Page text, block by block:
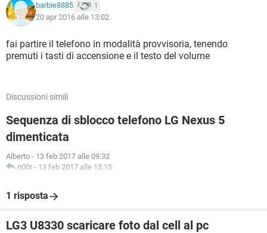
barbie8885 1
20 apr 2016 alle 13:02
fai partire il telefono in modalità provvisoria, tenendo
premuti i tasti di accensione e il testo del volume
Discussioni simili
Sequenza di sblocco telefono LG Nexus 5
dimenticata
Alberto - 13 feb 2017 alle 09:32
n00r - 13 feb 2017 alle 15:15
1 risposta
LG3 U8330 scaricare foto dal cell al pc